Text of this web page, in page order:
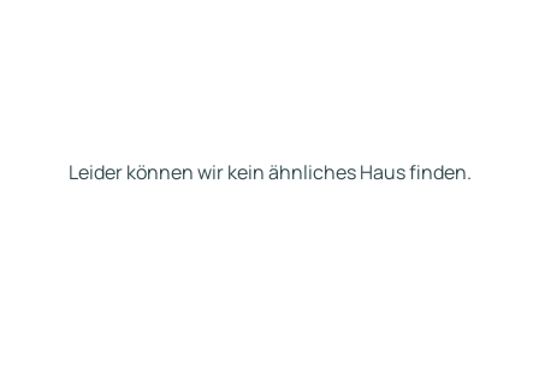
Leider können wir kein ähnliches Haus finden.